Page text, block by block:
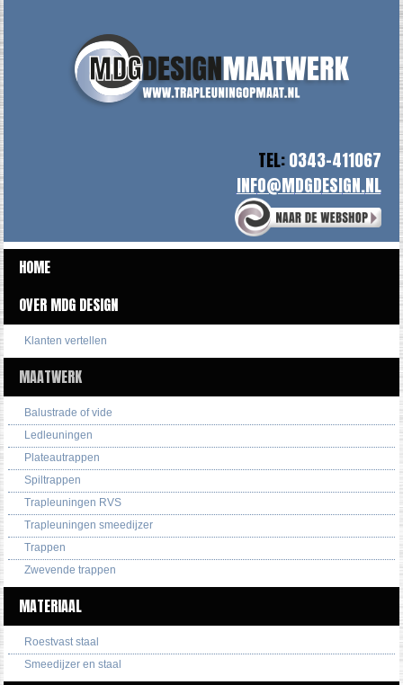
TEL:0343-411067
HOME
OVER MDG DESIGN
Klanten vertellen
MAATWERK
Balustrade of vide
Ledleuningen
Plateautrappen
Spiltrappen
Trapleuningen RVS
Trapleuningen smeedijzer
Trappen
Zwevende trappen
MATERIAAL
Roestvast staal
Smeedijzer en staal